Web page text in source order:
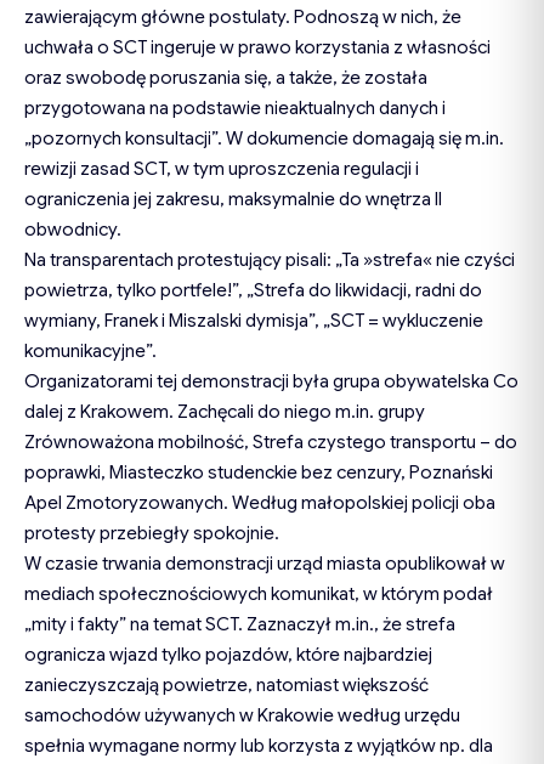
zawierającym główne postulaty. Podnoszą w nich, że
uchwała o SCT ingeruje w prawo korzystania z własności
oraz swobodę poruszania się, a także, że została
przygotowana na podstawie nieaktualnych danych i
„pozornych konsultacji”. W dokumencie domagają się m.in.
rewizji zasad SCT, w tym uproszczenia regulacji i
ograniczenia jej zakresu, maksymalnie do wnętrza II
obwodnicy.
Na transparentach protestujący pisali: „Ta »strefa« nie czyści
powietrza, tylko portfele!”, „Strefa do likwidacji, radni do
wymiany, Franek i Miszalski dymisja”, „SCT = wykluczenie
komunikacyjne”.
Organizatorami tej demonstracji była grupa obywatelska Co
dalej z Krakowem. Zachęcali do niego m.in. grupy
Zrównoważona mobilność, Strefa czystego transportu – do
poprawki, Miasteczko studenckie bez cenzury, Poznański
Apel Zmotoryzowanych. Według małopolskiej policji oba
protesty przebiegły spokojnie.
W czasie trwania demonstracji urząd miasta opublikował w
mediach społecznościowych komunikat, w którym podał
„mity i fakty” na temat SCT. Zaznaczył m.in., że strefa
ogranicza wjazd tylko pojazdów, które najbardziej
zanieczyszczają powietrze, natomiast większość
samochodów używanych w Krakowie według urzędu
spełnia wymagane normy lub korzysta z wyjątków np. dla